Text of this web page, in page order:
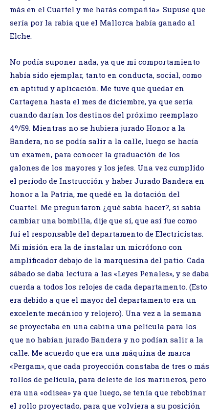
más en el Cuartel y me harás compañía». Supuse que
sería por la rabia que el Mallorca había ganado al
Elche.
No podía suponer nada, ya que mi comportamiento
había sido ejemplar, tanto en conducta, social, como
en aptitud y aplicación. Me tuve que quedar en
Cartagena hasta el mes de diciembre, ya que sería
cuando darían los destinos del próximo reemplazo
4º/59. Mientras no se hubiera jurado Honor a la
Bandera, no se podía salir a la calle, luego se hacía
un examen, para conocer la graduación de los
galones de los mayores y los jefes. Una vez cumplido
el período de Instrucción y haber Jurado Bandera en
honor a la Patria, me quedé en la dotación del
Cuartel. Me preguntaron ¿qué sabía hacer?, si sabía
cambiar una bombilla, dije que sí, que así fue como
fui el responsable del departamento de Electricistas.
Mi misión era la de instalar un micrófono con
amplificador debajo de la marquesina del patio. Cada
sábado se daba lectura a las «Leyes Penales», y se daba
cuerda a todos los relojes de cada departamento. (Esto
era debido a que el mayor del departamento era un
excelente mecánico y relojero). Una vez a la semana
se proyectaba en una cabina una película para los
que no habían jurado Bandera y no podían salir a la
calle. Me acuerdo que era una máquina de marca
«Pergam», que cada proyección constaba de tres o más
rollos de película, para deleite de los marineros, pero
era una «odisea» ya que luego, se tenía que rebobinar
el rollo proyectado, para que volviera a su posición